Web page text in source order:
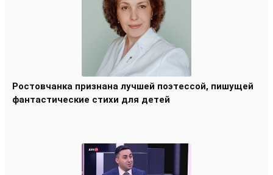
Ростовчанка признана лучшей поэтессой, пишущей
фантастические стихи для детей